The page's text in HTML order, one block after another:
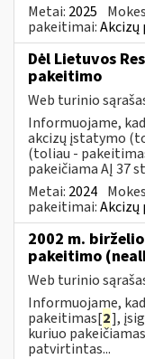
Metai: 2025
pakeitimai:Akcizų
Dėl Lietuvos
pakeitimo
Web turinio
Informuojame,
akcizų įstatymo
(toliau -
pakeičiama AĮ 37
Metai: 2024
pakeitimai:Akcizų
2002 m.
pakeitimo
Web turinio
Informuojame,
pakeitimas[2],
kuriuo
patvirtintas...